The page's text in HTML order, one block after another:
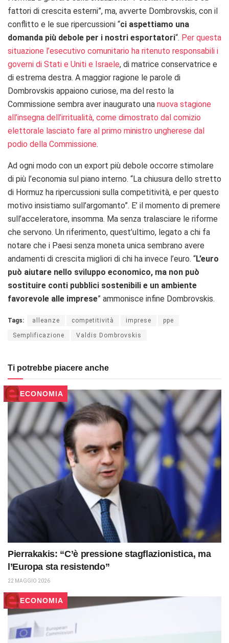
fattori di crescita esterni”, ma, avverte Dombrovskis, con il
conflitto e le sue ripercussioni “ci aspettiamo una
domanda più debole per i nostri esportatori“. Per questa
situazione l’esecutivo comunitario ha ritenuto responsabili i
governi di Stati e Uniti e Israele, di matrice conservatrice e
di estrema destra. A maggior ragione le parole di
Dombrovskis appaiono curiose, ma del resto la
Commissione sembra aver inaugurato una nuova stagione
all’insegna dell’irritualità, come dimostrato dal comizio
elettorale lasciato fare al primo ministro ungherese dal
podio della Commissione.
Ad ogni modo con un export più debole occorre stimolare
di più l’economia sul piano interno. “La chiusura dello stretto
di Hormuz ha ripercussioni sulla competitività, e per questo
motivo insistiamo sull’argomanto”. E’ il momento di premere
sull’acceleratore, insomma. Ma senza tralasciare le riforme
che servono. Un riferimento, quest’ultimo, legato a chi fa
notare che i Paesi senza moneta unica sembrano avere
andamenti di crescita migliori di chi ha invece l’euro. “L’euro
può aiutare nello sviluppo economico, ma non può
sostituire conti pubblici sostenibili e un ambiente
favorevole alle imprese” ammonisce infine Dombrovskis.
Tags: alleanze competitività imprese ppe
Semplificazione Valdis Dombrovskis
Ti potrebbe piacere anche
ECONOMIA
Pierrakakis: “C’è pressione stagflazionistica, ma
l’Europa sta resistendo”
22 MAGGIO 2026
ECONOMIA